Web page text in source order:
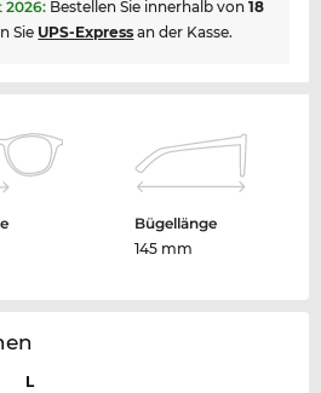
2026: Bestellen Sie innerhalb von18
Sie UPS-Express an der Kasse.
Bügellänge
145 mm
L